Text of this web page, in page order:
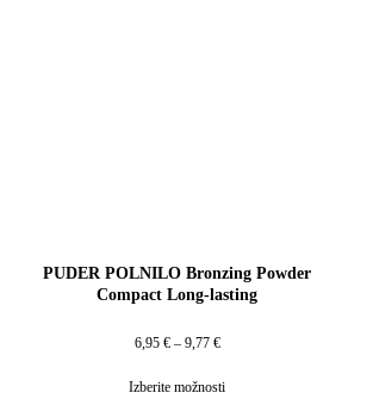
PUDER POLNILO Bronzing Powder
Compact Long-lasting
6,95 € – 9,77 €
Izberite možnosti